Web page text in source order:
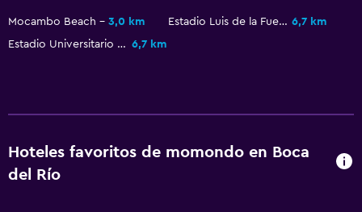
Mocambo Beach 3,0 km Estadio Luis de la Fuente 6,7 km
Estadio Universitario Beto Ávila 6,7 km
Hoteles favoritos de momondo en Boca
del Río